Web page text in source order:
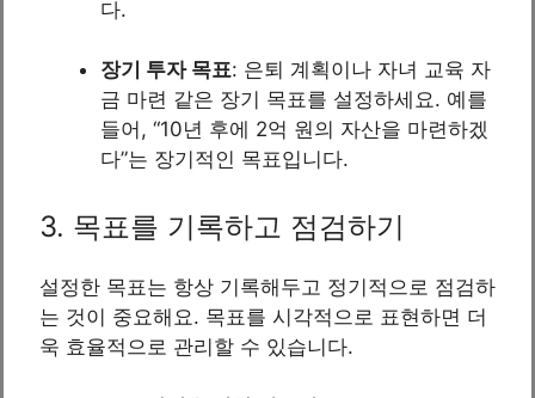
다.
장기 투자 목표: 은퇴 계획이나 자녀 교육 자
금 마련 같은 장기 목표를 설정하세요. 예를
들어, “10년 후에 2억 원의 자산을 마련하겠
다”는 장기적인 목표입니다.
3. 목표를 기록하고 점검하기
설정한 목표는 항상 기록해두고 정기적으로 점검하
는 것이 중요해요. 목표를 시각적으로 표현하면 더
욱 효율적으로 관리할 수 있습니다.